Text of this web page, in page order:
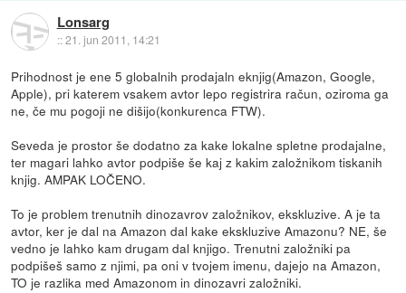
Lonsarg
::21. jun 2011, 14:21
Prihodnost je ene 5 globalnih prodajaln eknjig(Amazon, Google,
Apple), pri katerem vsakem avtor lepo registrira račun, oziroma ga
ne, če mu pogoji ne dišijo(konkurenca FTW).
Seveda je prostor še dodatno za kake lokalne spletne prodajalne,
ter magari lahko avtor podpiše še kaj z kakim založnikom tiskanih
knjig. AMPAK LOČENO.
To je problem trenutnih dinozavrov založnikov, ekskluzive. A je ta
avtor, ker je dal na Amazon dal kake ekskluzive Amazonu? NE, še
vedno je lahko kam drugam dal knjigo. Trenutni založniki pa
podpišeš samo z njimi, pa oni v tvojem imenu, dajejo na Amazon,
TO je razlika med Amazonom in dinozavri založniki.